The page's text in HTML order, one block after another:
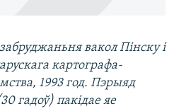
вакол Пінску і
картографа-
1993 год. Пэрыяд
гадоў) пакідае яе